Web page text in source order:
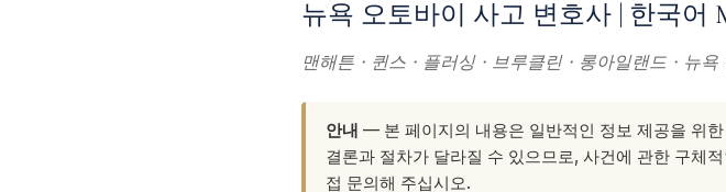
뉴욕 오토바이 사고 변호사 | 한국어
맨해튼 · 퀸스 · 플러싱 · 브루클린 · 롱아일랜드 · 뉴
안내 — 본 페이지의 내용은 일반적인 정보 제공을 위
결론과 절차가 달라질 수 있으므로, 사건에 관한 구체
접 문의해 주십시오.